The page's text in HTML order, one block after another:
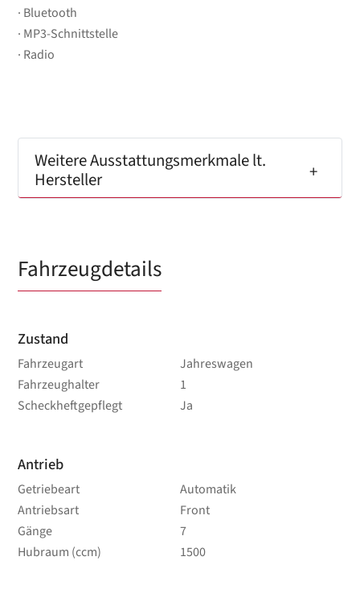
Bluetooth
MP3-Schnittstelle
Radio
Weitere Ausstattungsmerkmale lt.
Hersteller
Fahrzeugdetails
Zustand
Fahrzeugart
Jahreswagen
Fahrzeughalter
1
Scheckheftgepflegt
Ja
Antrieb
Getriebeart
Automatik
Antriebsart
Front
Gänge
7
Hubraum (ccm)
1500